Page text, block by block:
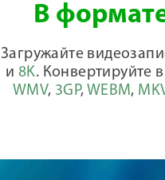
В
Загружайте
и8K. Конвертируйте в
WMV, 3GP, WEBM,